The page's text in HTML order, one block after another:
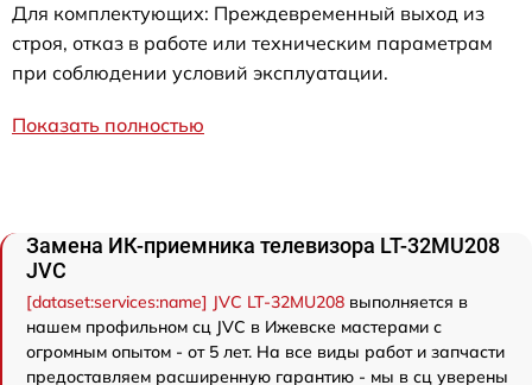
Для комплектующих: Преждевременный выход из
строя, отказ в работе или техническим параметрам
при соблюдении условий эксплуатации.
Показать полностью
Замена ИК-приемника телевизора LT-32MU208
JVC
[dataset:services:name] JVC LT-32MU208 выполняется в
нашем профильном сц JVC в Ижевске мастерами с
огромным опытом - от 5 лет. На все виды работ и запчасти
предоставляем расширенную гарантию - мы в сц уверены